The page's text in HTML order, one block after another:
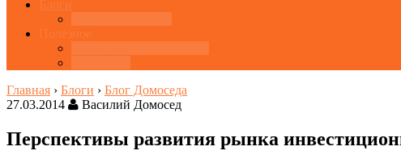
Блоги
Полезное
Главная › Блоги › Блог Домоседа
27.03.2014
Василий Домосед
Перспективы развития рынка